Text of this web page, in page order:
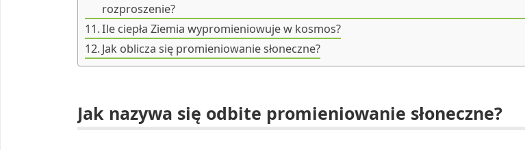
rozproszenie?
Ile ciepła Ziemia wypromieniowuje w kosmos?
Jak oblicza się promieniowanie słoneczne?
Jak nazywa się odbite promieniowanie słoneczne?